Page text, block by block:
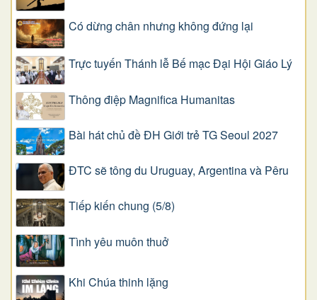
Có dừng chân nhưng không đứng lại
Trực tuyến Thánh lễ Bế mạc Đại Hội Giáo Lý
Thông điệp Magnifica Humanitas
Bài hát chủ đề ĐH Giới trẻ TG Seoul 2027
ĐTC sẽ tông du Uruguay, Argentina và Pêru
Tiếp kiến chung (5/8)
Tình yêu muôn thuở
Khi Chúa thinh lặng